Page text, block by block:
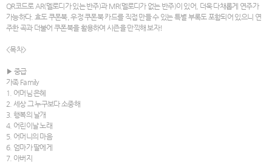
QR코드로 AR(멜로디가 있는 반주)과 MR(멜로디가 없는 반주)이 있어, 더욱 다채롭게 연주가
가능하다. 효도 쿠폰북, 우정 쿠폰북 카드를 직접 만들 수 있는 특별 부록도 포함되어 있으니 연
주한 곡과 더불어 쿠폰북을 활용하여 시즌을 만끽해 보자!
<목차>
▶ 중급
가족 Family
1. 어머님 은혜
2. 세상 그 누구보다 소중해
3. 행복의 날개
4. 어린이날 노래
5. 어머니의 마음
6. 엄마가 딸에게
7. 아버지